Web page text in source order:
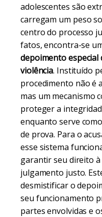
adolescentes são
carregam um peso
centro do processo
fatos, encontra-se
depoimento especial
violência. Instituído
procedimento não é
mas um mecanismo
proteger a
enquanto serve
de prova. Para o
esse sistema
garantir seu direito à
julgamento justo.
desmistificar o
seu funcionamento
partes envolvidas e